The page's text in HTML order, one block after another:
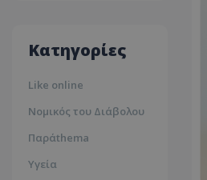
Κατηγορίες
Like online
Νομικός του Διάβολου
Παράthema
Υγεία